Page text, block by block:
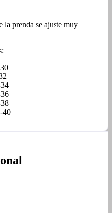
la prenda se ajuste muy
40